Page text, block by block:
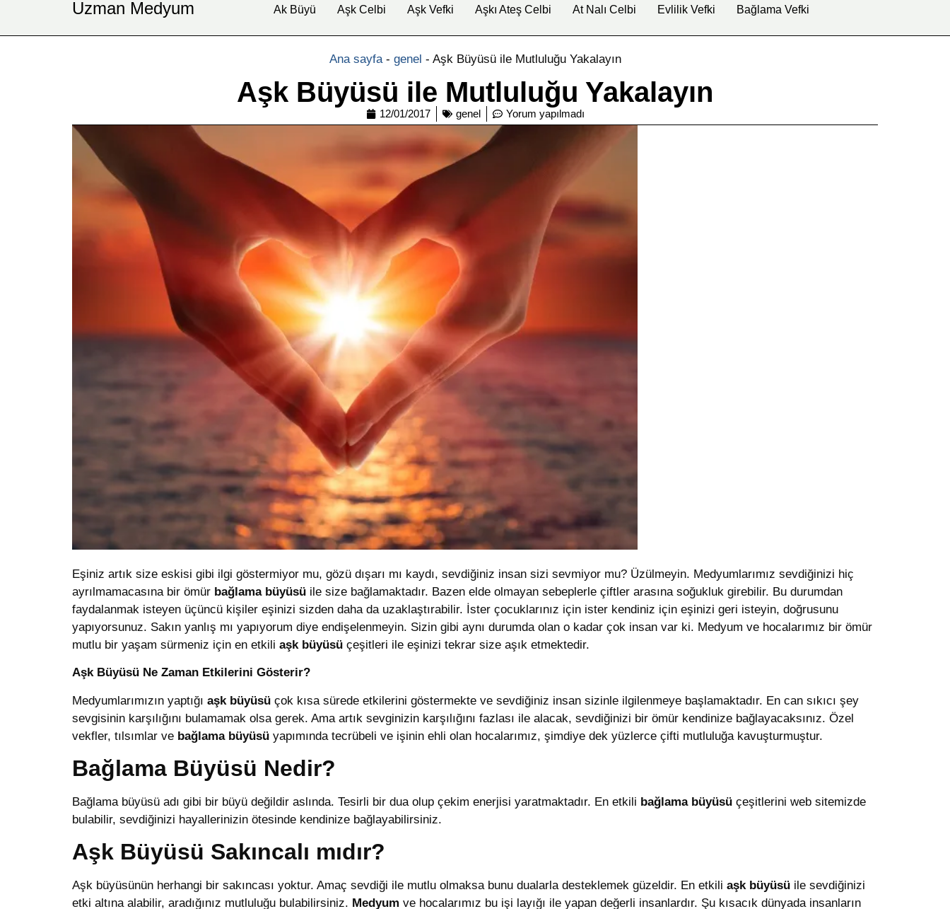
Uzman Medyum Ak Büyü Aşk Celbi Aşk Vefki Aşkı Ateş Celbi At Nalı Celbi Evlilik Vefki Bağlama Vefki
Ana sayfa- genel - Aşk Büyüsü ile Mutluluğu Yakalayın
Aşk Büyüsü ile Mutluluğu Yakalayın
12/01/2017 genel Yorum yapılmadı
Eşiniz artık size eskisi gibi ilgi göstermiyor mu, gözü dışarı mı kaydı, sevdiğiniz insan sizi sevmiyor mu? Üzülmeyin. Medyumlarımız sevdiğinizi hiç
ayrılmamacasına bir ömür bağlama büyüsü ile size bağlamaktadır. Bazen elde olmayan sebeplerle çiftler arasına soğukluk girebilir. Bu durumdan
faydalanmak isteyen üçüncü kişiler eşinizi sizden daha da uzaklaştırabilir. İster çocuklarınız için ister kendiniz için eşinizi geri isteyin, doğrusunu
yapıyorsunuz. Sakın yanlış mı yapıyorum diye endişelenmeyin. Sizin gibi aynı durumda olan o kadar çok insan var ki. Medyum ve hocalarımız bir ömür
mutlu bir yaşam sürmeniz için en etkili aşk büyüsü çeşitleri ile eşinizi tekrar size aşık etmektedir.
Aşk Büyüsü Ne Zaman Etkilerini Gösterir?
Medyumlarımızın yaptığı aşk büyüsü çok kısa sürede etkilerini göstermekte ve sevdiğiniz insan sizinle ilgilenmeye başlamaktadır. En can sıkıcı şey
sevgisinin karşılığını bulamamak olsa gerek. Ama artık sevginizin karşılığını fazlası ile alacak, sevdiğinizi bir ömür kendinize bağlayacaksınız. Özel
vekfler, tılsımlar ve bağlama büyüsü yapımında tecrübeli ve işinin ehli olan hocalarımız, şimdiye dek yüzlerce çifti mutluluğa kavuşturmuştur.
Bağlama Büyüsü Nedir?
Bağlama büyüsü adı gibi bir büyü değildir aslında. Tesirli bir dua olup çekim enerjisi yaratmaktadır. En etkili bağlama büyüsü çeşitlerini web sitemizde
bulabilir, sevdiğinizi hayallerinizin ötesinde kendinize bağlayabilirsiniz.
Aşk Büyüsü Sakıncalı mıdır?
Aşk büyüsünün herhangi bir sakıncası yoktur. Amaç sevdiği ile mutlu olmaksa bunu dualarla desteklemek güzeldir. En etkili aşk büyüsü ile sevdiğinizi
etki altına alabilir, aradığınız mutluluğu bulabilirsiniz. Medyum ve hocalarımız bu işi layığı ile yapan değerli insanlardır. Şu kısacık dünyada insanların